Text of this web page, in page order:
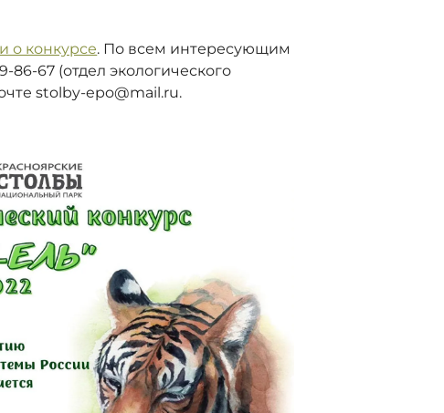
о конкурсе. По всем интересующим
67 (отдел экологического
stolby-epo@mail.ru.